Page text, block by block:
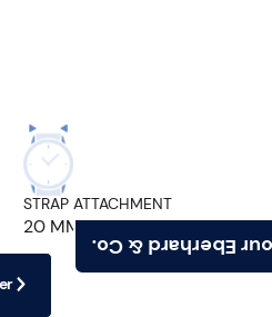
Find your
STRAP ATTACHMENT
20 MM